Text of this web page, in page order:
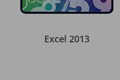
Excel 2013